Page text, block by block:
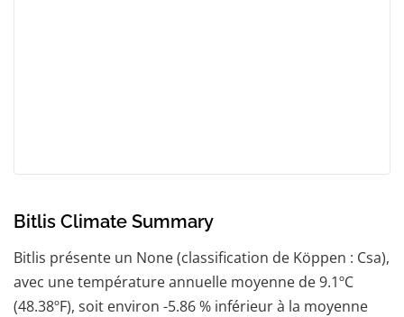
Bitlis Climate Summary
Bitlis présente un None (classification de Köppen : Csa),
avec une température annuelle moyenne de 9.1ºC
(48.38ºF), soit environ -5.86 % inférieur à la moyenne